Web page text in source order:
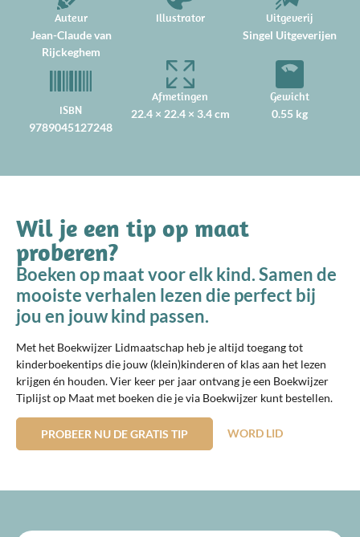
Auteur
Jean-Claude van
Rijckeghem
Illustrator Uitgeverij
Singel Uitgeverijen
ISBN
9789045127248
Afmetingen
22.4 × 22.4 × 3.4 cm
Gewicht
0.55 kg
Wil je een tip op maat
proberen?
Boeken op maat voor elk kind. Samen de
mooiste verhalen lezen die perfect bij
jou en jouw kind passen.
Met het Boekwijzer Lidmaatschap heb je altijd toegang tot
kinderboekentips die jouw (klein)kinderen of klas aan het lezen
krijgen én houden. Vier keer per jaar ontvang je een Boekwijzer
Tiplijst op Maat met boeken die je via Boekwijzer kunt bestellen.
PROBEER NU DE GRATIS TIP WORD LID